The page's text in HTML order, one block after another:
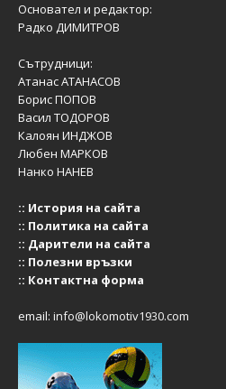
Основател и редактор:
Радко ДИМИТРОВ
Сътрудници:
Атанас АТАНАСОВ
Борис ПОПОВ
Васил ТОДОРОВ
Калоян ИНДЖОВ
Любен МАРКОВ
Нанко НАНЕВ
:: История на сайта
:: Политика на сайта
:: Дарители на сайта
:: Полезни връзки
:: Контактна форма
email: info@lokomotiv1930.com